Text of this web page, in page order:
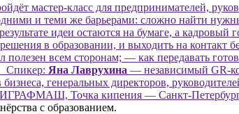
мастер-класс для предпринимателей,
и теми же барьерами: сложно найти
идеи остаются на бумаге, а кадровый
в образовании, и выходить на контакт
полезен всем сторонам; — как передавать
Спикер: Яна Лаврухина — независимый GR-
генеральных директоров,
Точка кипения — Санкт-Петербург,
с образованием.